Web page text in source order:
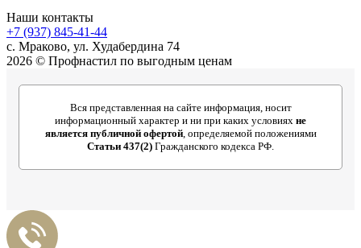
Наши контакты
+7 (937) 845-41-44
с. Мраково, ул. Худабердина 74
2026 © Профнастил по выгодным ценам
Вся представленная на сайте информация, носит
информационный характер и ни при каких условиях не
является публичной офертой, определяемой положениями
Статьи 437(2) Гражданского кодекса РФ.